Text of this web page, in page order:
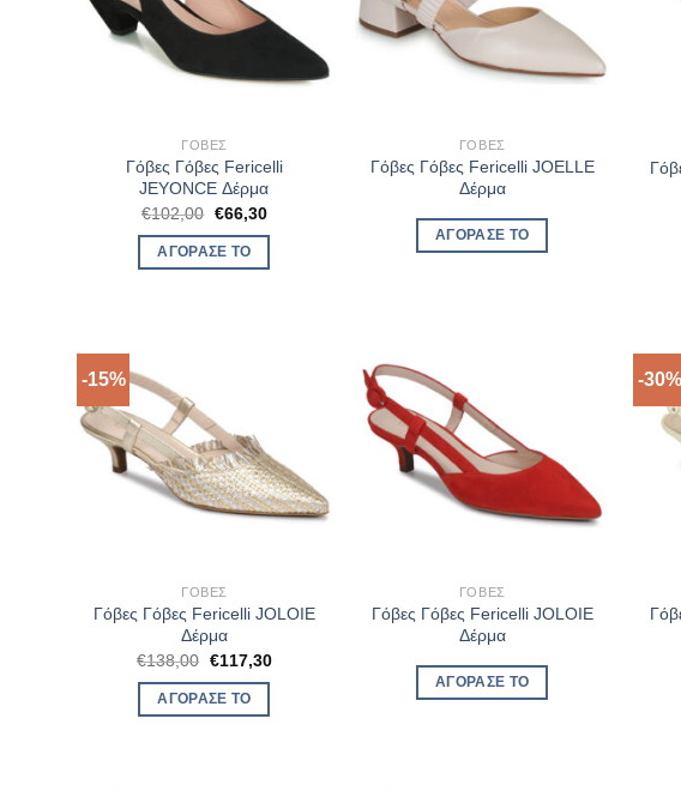
ΓΌΒΕΣ
Γόβες Γόβες Fericelli
JEYONCE Δέρμα
€102,00 Original
was:
€102,00.
€66,30Η
ΑΓΌΡΑΣΈ ΤΟ
ΓΌΒΕΣ
Γόβες Γόβες Fericelli JOELLE
Δέρμα
ΑΓΌΡΑΣΈ ΤΟ
-15%
ΓΌΒΕΣ
Γόβες Γόβες Fericelli JOLOIE
Δέρμα
€138,00 Original
was:
€138,00.
€117,30Η
ΑΓΌΡΑΣΈ ΤΟ
ΓΌΒΕΣ
Γόβες Γόβες Fericelli JOLOIE
Δέρμα
ΑΓΌΡΑΣΈ ΤΟ
-30%